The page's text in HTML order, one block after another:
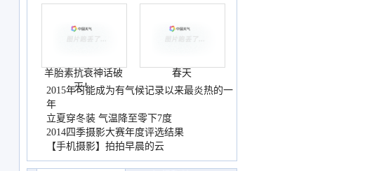
羊胎素抗衰神话破
灭！
春天
2015年可能成为有气候记录以来最炎热的一
年
立夏穿冬装 气温降至零下7度
2014四季摄影大赛年度评选结果
【手机摄影】拍拍早晨的云